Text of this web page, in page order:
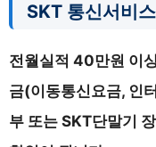
SKT 통신서비
전월실적 40만원 이
금(이동통신요금, 인
부 또는 SKT단말기